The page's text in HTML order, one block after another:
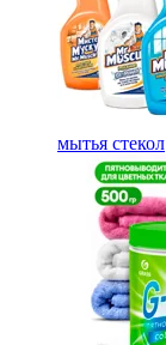
мытья стекол